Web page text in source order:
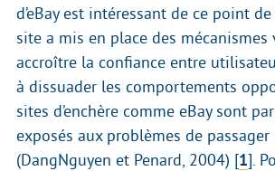
d’eBay est intéressant de ce point
site a mis en place des mécanismes
accroître la confiance entre
à dissuader les comportements
sites d’enchère comme eBay sont
exposés aux problèmes de
(DangNguyen et Penard, 2004) [1].